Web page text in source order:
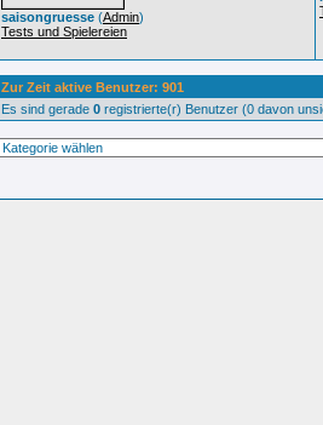
saisongruesse (Admin)
Tests und Spielereien
Zur Zeit aktive Benutzer: 901
Es sind gerade 0 registrierte(r) Benutzer (0 davon